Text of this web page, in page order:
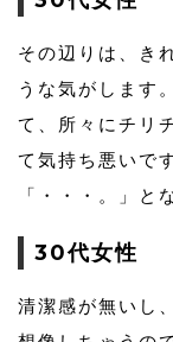
その辺りは、き
うな気がします
て、所々にチリ
て気持ち悪いで
「・・・。」と
30代女性
清潔感が無いし